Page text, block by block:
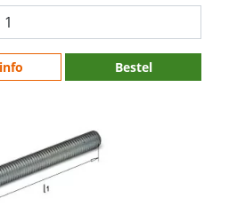
Bestel